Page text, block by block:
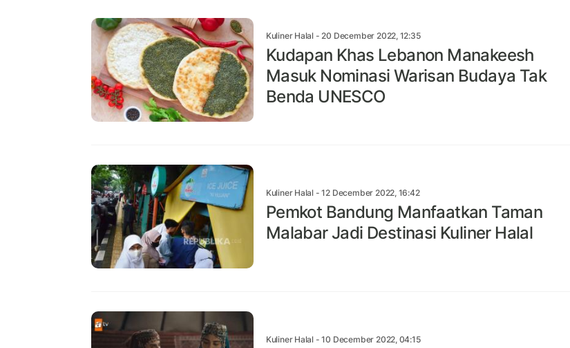
Kuliner Halal - 20 December 2022, 12:35
Kudapan Khas Lebanon Manakeesh
Masuk Nominasi Warisan Budaya Tak
Benda UNESCO
Kuliner Halal - 12 December 2022, 16:42
Pemkot Bandung Manfaatkan Taman
Malabar Jadi Destinasi Kuliner Halal
Kuliner Halal - 10 December 2022, 04:15